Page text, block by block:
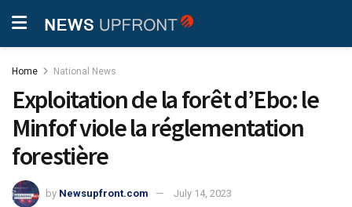
Home National News
Exploitation de la forêt d’Ebo: le
Minfof viole la réglementation
forestière
by Newsupfront.com July 14, 2023